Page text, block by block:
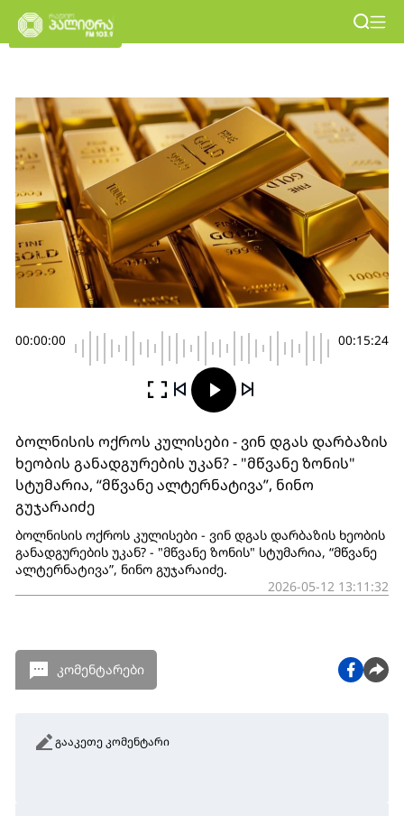
00:00:00 00:15:24
ბოლნისის ოქროს კულისები - ვინ დგას დარბაზის
ხეობის განადგურების უკან? - "მწვანე ზონის"
სტუმარია, “მწვანე ალტერნატივა”, ნინო
გუჯარაიძე
ბოლნისის ოქროს კულისები - ვინ დგას დარბაზის ხეობის
განადგურების უკან? - "მწვანე ზონის" სტუმარია, “მწვანე
ალტერნატივა”, ნინო გუჯარაიძე.
2026-05-12 13:11:32
კომენტარები
გააკეთე კომენტარი